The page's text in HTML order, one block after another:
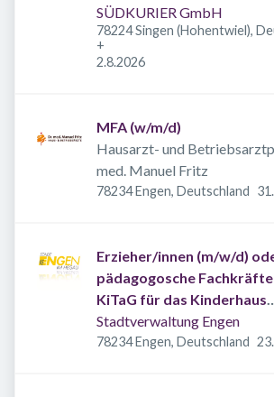
SÜDKURIER GmbH
78224 Singen (Hohentwiel),
+
Veröffentlicht
2.8.2026
MFA (w/m/d)
Hausarzt- und
med. Manuel Fritz
78234 Engen, Deutschland
Erzieher/innen (m/w/d)
pädagogosche Fachkräfte
KiTaG für das Kinderhaus
Glockenziel
Stadtverwaltung Engen
78234 Engen, Deutschland